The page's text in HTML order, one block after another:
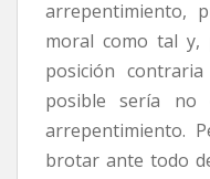
arrepentimiento,
moral como tal y,
posición
posible sería
arrepentimiento.
brotar ante todo